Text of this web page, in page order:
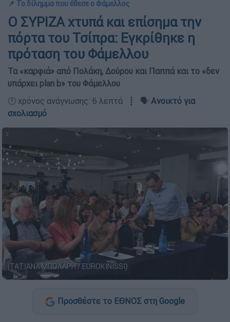
📌 Το δίλημμα που έθεσε ο Φάμελλος
Ο ΣΥΡΙΖΑ χτυπά και επίσημα την
πόρτα του Τσίπρα: Εγκρίθηκε η
πρόταση του Φάμελλου
Τα «καρφιά» από Πολάκη, Δούρου και Παππά και το «δεν
υπάρχει plan b» του Φάμελλου
🕛 χρόνος ανάγνωσης: 6 λεπτά ┋ 🗣️ Ανοικτό για
σχολιασμό
(ΤΑΤΙΑΝΑ ΜΠΟΛΑΡΗ / EUROKINISSI)
Προσθέστε το ΕΘΝΟΣ στη Google